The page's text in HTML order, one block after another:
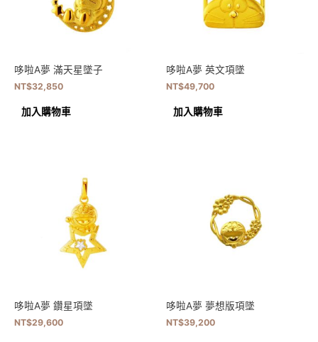
哆啦A夢 滿天星墜子
NT$32,850
加入購物車
哆啦A夢 英文項墜
NT$49,700
加入購物車
哆啦A夢 鑽星項墜
NT$29,600
哆啦A夢 夢想版項墜
NT$39,200